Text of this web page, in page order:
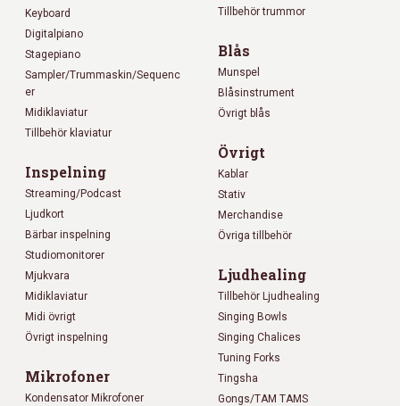
Keyboard
Digitalpiano
Stagepiano
Sampler/Trummaskin/Sequenc
er
Midiklaviatur
Tillbehör klaviatur
Inspelning
Streaming/Podcast
Ljudkort
Bärbar inspelning
Studiomonitorer
Mjukvara
Midiklaviatur
Midi övrigt
Övrigt inspelning
Mikrofoner
Kondensator Mikrofoner
Tillbehör trummor
Blås
Munspel
Blåsinstrument
Övrigt blås
Övrigt
Kablar
Stativ
Merchandise
Övriga tillbehör
Ljudhealing
Tillbehör Ljudhealing
Singing Bowls
Singing Chalices
Tuning Forks
Tingsha
Gongs/TAM TAMS